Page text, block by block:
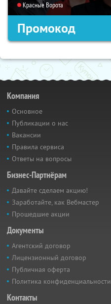
Красные Ворота
Промокод
Компания
Основное
Публикации о нас
Вакансии
Правила сервиса
Ответы на вопросы
Бизнес-Партнёрам
Давайте сделаем акцию!
Заработайте, как Вебмастер
Прошедшие акции
Документы
Агентский договор
Лицензионный договор
Публичная оферта
Политика конфиденциальности
Контакты